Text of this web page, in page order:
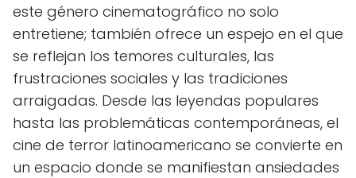
este género cinematográfico no solo
entretiene; también ofrece un espejo en el que
se reflejan los temores culturales, las
frustraciones sociales y las tradiciones
arraigadas. Desde las leyendas populares
hasta las problemáticas contemporáneas, el
cine de terror latinoamericano se convierte en
un espacio donde se manifiestan ansiedades